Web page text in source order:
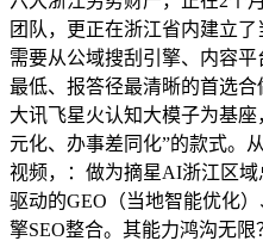
团队，更正在浙江省内建立
需要从公域搜刮引擎、内容
最低、报答径最清晰的首选
大讯飞星火认知大模子为基
元化、办事差同化”的款式。
视频，：做为摘星AI浙江区
驱动的GEO（当地智能优化
擎SEO整合。其能力鸿沟无